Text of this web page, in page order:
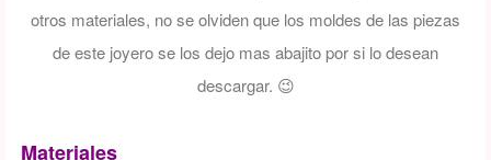
otros materiales, no se olviden que los moldes de las piezas
de este joyero se los dejo mas abajito por si lo desean
descargar. 😉
Materiales